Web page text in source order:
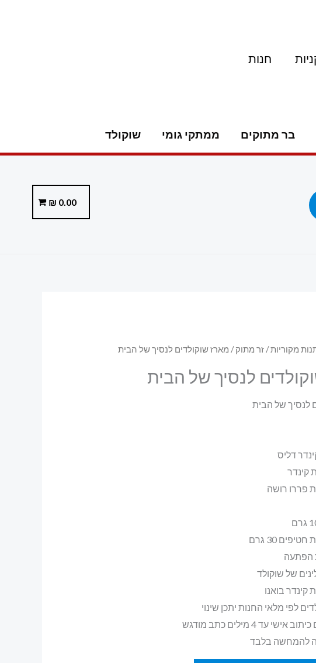
חנות
בר מתוקים ממתקי גומי שוקולד
0.00
₪
מקוריות/זר מתוק/ מארז שוקולדים לנסיך של הבית
לנסיך של הבית
לנסיך של הבית
דליס
קינדר
לפי מלאי החנות יתכן שינוי
אישי עד 4 מילים כתב מודגש
להמחשה בלבד